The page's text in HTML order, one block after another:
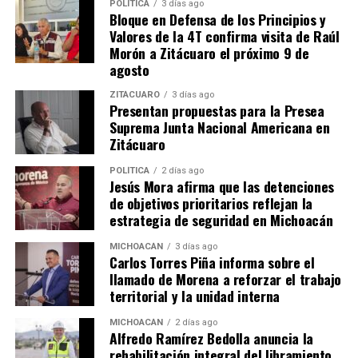
latinoVaccinium myrtillo, son los frutos en baya de una
planta arbustiva que crece de forma silvestre.
Hayarándanos
rojos y azules, color debido a la presencia
de pigmentos y sustancias antioxidantes como
flavonoides y antocianos. Son frutas poco calóricas,
astringentes, por el contenido en taninos, y diuréticas
(ácido ascórbico, cafeíco y potasio). Su zumo, con
propiedades
antibacterianas
un buen protector de las infecciones que se producen
en las vías urinarias.
Repollo y brécol
Verduras de invierno, con protectoras de la flora
bacteriana y, como consecuencia, del aparato digestivo.
Además de vitamina C, folatos, betacarotenos y fibra,
verduras de la familia de las crucíferas, consideradas
sustancias protectoras de procesos cancerosos de
POLÍTICA 3 días ago
Bloque en Defensa de los Principios y
Valores de la 4T confirma visita de Raúl
Morón a Zitácuaro el próximo 9 de
agosto
ZITÁCUARO 3 días ago
Presentan propuestas para la Presea
Suprema Junta Nacional Americana en
Zitácuaro
POLÍTICA 2 días ago
Jesús Mora afirma que las detenciones
de objetivos prioritarios reflejan la
estrategia de seguridad en Michoacán
MICHOACÁN 3 días ago
Carlos Torres Piña informa sobre el
llamado de Morena a reforzar el trabajo
territorial y la unidad interna
MICHOACÁN 2 días ago
Alfredo Ramírez Bedolla anuncia la